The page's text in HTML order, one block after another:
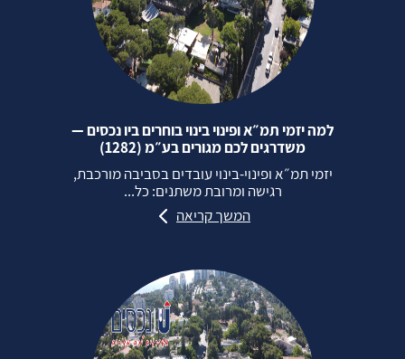
למה יזמי תמ״א ופינוי בינוי בוחרים ביו נכסים —
משדרגים לכם מגורים בע״מ (1282)
יזמי תמ״א ופינוי‑בינוי עובדים בסביבה מורכבת,
רגישה ומרובת משתנים: כל...
המשך קריאה